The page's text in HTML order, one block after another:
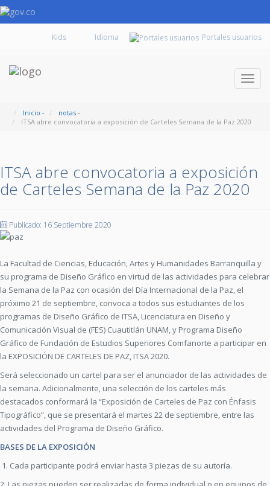
Kids Portales usuarios
Inicio - notas -
ITSA abre convocatoria a exposición de Carteles Semana de la Paz 2020
ITSA abre convocatoria a exposición
de Carteles Semana de la Paz 2020
Publicado: 16 Septiembre 2020
La Facultad de Ciencias, Educación, Artes y Humanidades Barranquilla y
su programa de Diseño Gráfico en virtud de las actividades para celebrar
la Semana de la Paz con ocasión del Día Internacional de la Paz, el
próximo 21 de septiembre, convoca a todos sus estudiantes de los
programas de Diseño Gráfico de ITSA, Licenciatura en Diseño y
Comunicación Visual de (FES) Cuautitlán UNAM, y Programa Diseño
Gráfico de Fundación de Estudios Superiores Comfanorte a participar en
la EXPOSICIÓN DE CARTELES DE PAZ, ITSA 2020.
Será seleccionado un cartel para ser el anunciador de las actividades de
la semana. Adicionalmente, una selección de los carteles más
destacados conformará la “Exposición de Carteles de Paz con Énfasis
Tipográfico”, que se presentará el martes 22 de septiembre, entre las
actividades del Programa de Diseño Gráfico.
BASES DE LA EXPOSICIÓN
1. Cada participante podrá enviar hasta 3 piezas de su autoría.